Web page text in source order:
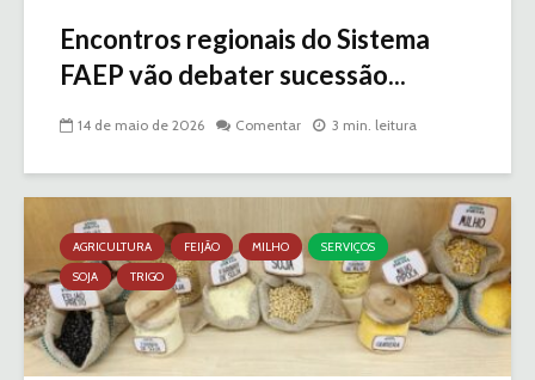
Encontros regionais do Sistema
FAEP vão debater sucessão...
14 de maio de 2026 Comentar 3 min. leitura
AGRICULTURA FEIJÃO MILHO
SERVIÇOS
SOJA
TRIGO